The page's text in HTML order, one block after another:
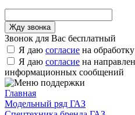
Звонок для Вас бесплатный
Я даю согласие на
Я даю согласие на
информационных сообщений
Главная
Модельный ряд ГАЗ